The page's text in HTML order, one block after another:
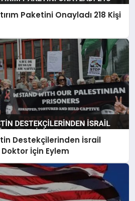
Paketini Onayladı 218 Kişi
Destekçilerinden İsrail
İçin Eylem